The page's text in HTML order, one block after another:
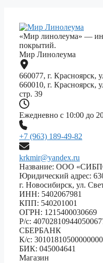
«Мир линолеума» —
покрытий.
Мир Линолеума
660077, г. Красноярск,
660010, г. Красноярск,
стр. 39
Ежедневно с 10:00 до
+7 (963) 189-49-82
krkmir@yandex.ru
Название: ООО
Юридический адрес:
г. Новосибирск, ул.
ИНН: 5402067981
КПП: 540201001
ОГРН: 1215400030669
Р/с:
СБЕРБАНК
К/с:
БИК: 045004641
Магазин